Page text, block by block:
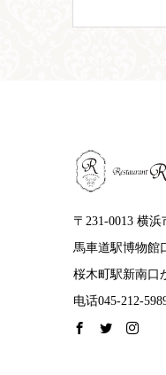
〒231-0013 横
馬車道駅博物館
桜木町駅新南口
电话045-212-